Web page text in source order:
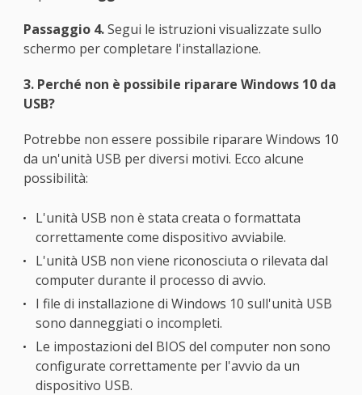
Passaggio 4.Segui le istruzioni visualizzate sullo
schermo per completare l'installazione.
3. Perché non è possibile riparare Windows 10 da
USB?
Potrebbe non essere possibile riparare Windows 10
da un'unità USB per diversi motivi. Ecco alcune
possibilità:
L'unità USB non è stata creata o formattata
correttamente come dispositivo avviabile.
L'unità USB non viene riconosciuta o rilevata dal
computer durante il processo di avvio.
I file di installazione di Windows 10 sull'unità USB
sono danneggiati o incompleti.
Le impostazioni del BIOS del computer non sono
configurate correttamente per l'avvio da un
dispositivo USB.